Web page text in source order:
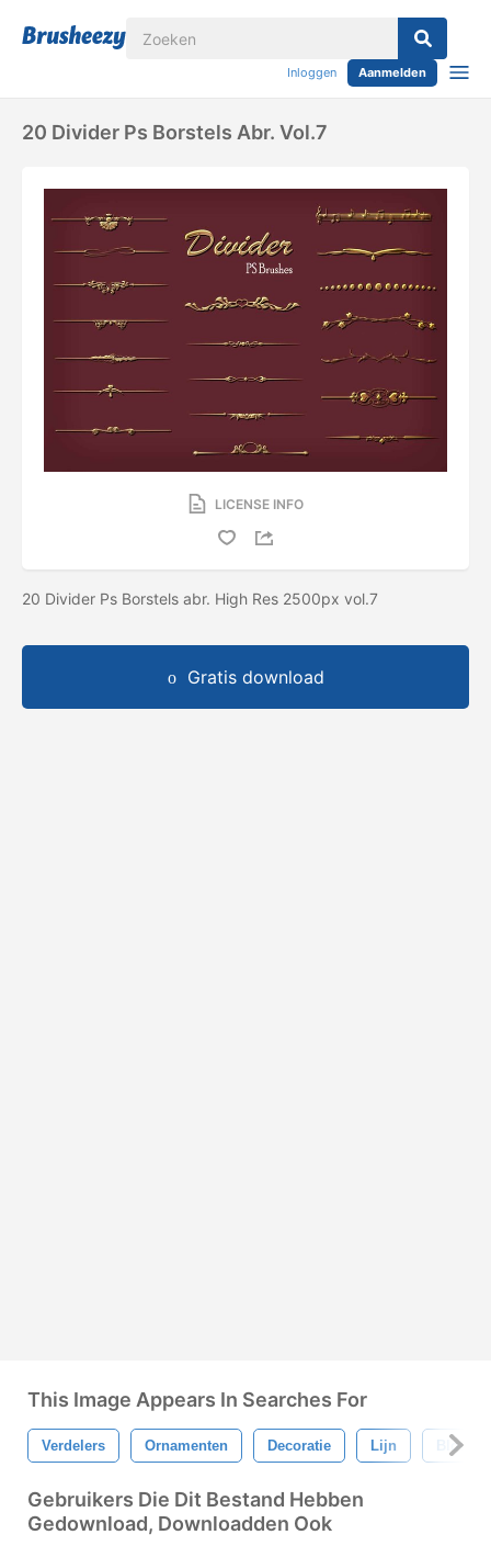
Inloggen Aanmelden
20 Divider Ps Borstels Abr. Vol.7
LICENSE INFO
20 Divider Ps Borstels abr. High Res 2500px vol.7
Gratis download
This Image Appears In Searches For
Verdelers Ornamenten Decoratie Lijn
Gebruikers Die Dit Bestand Hebben
Gedownload, Downloadden Ook